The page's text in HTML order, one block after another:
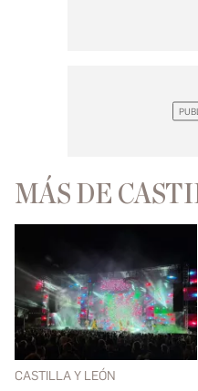
MÁS DE
CASTILLA Y LEÓN